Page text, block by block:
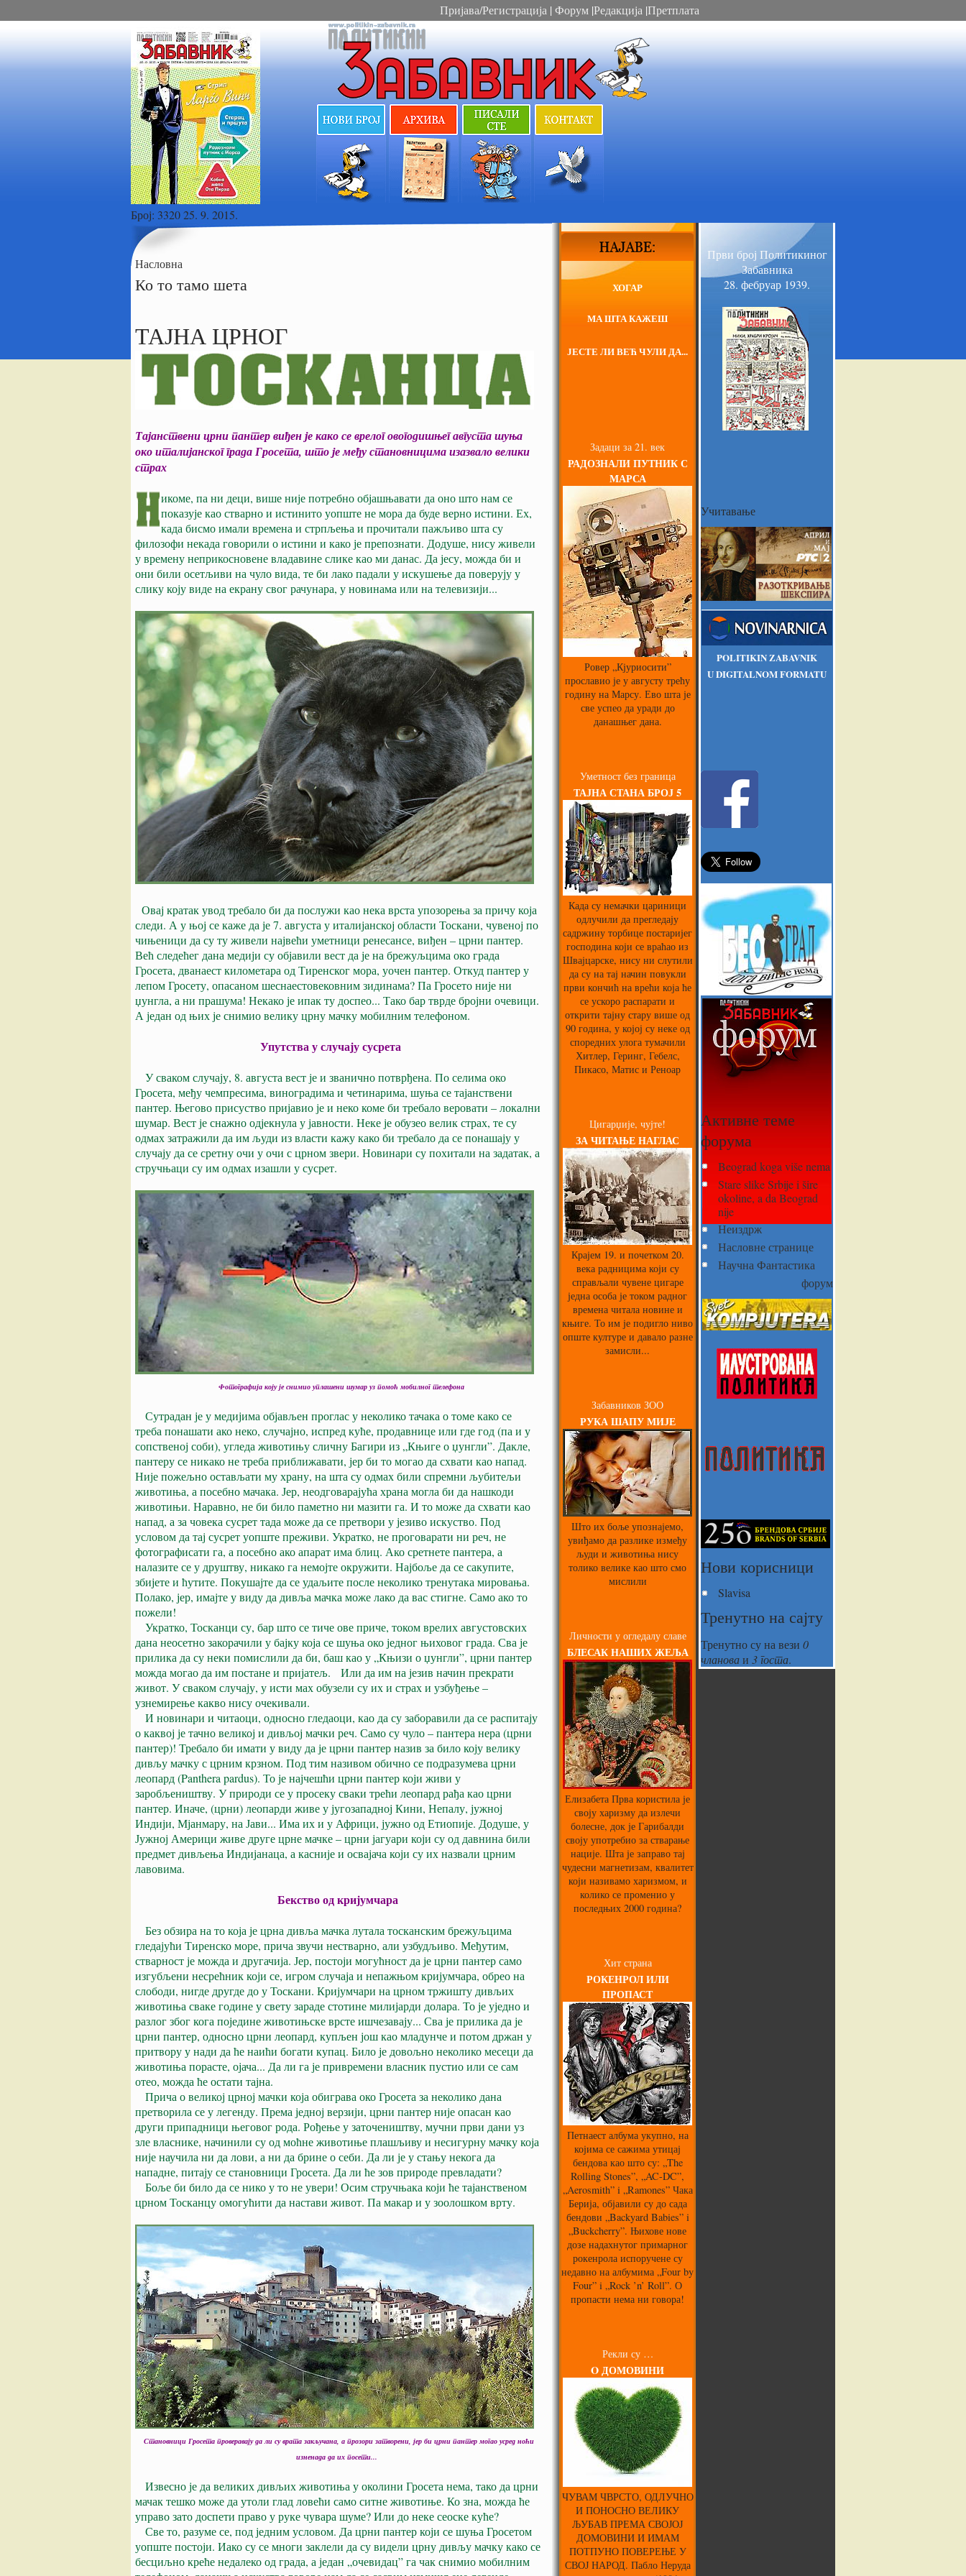
Број: 3320 25. 9. 2015.
Пријава/Регистрација | Форум |Редакција |Претплата
Насловна
Ко то тамо шета
ТАЈНА ЦРНОГ
Тајанствени црни пантер виђен је како се врелог овогодишњег августа шуња
око италијанског града Гросета, што је међу становницима изазвало велики
страх
икоме, па ни деци, више није потребно објашњавати да оно што нам се
показује као стварно и истинито уопште не мора да буде верно истини. Ех,
када бисмо имали времена и стрпљења и прочитали пажљиво шта су
филозофи некада говорили о истини и како је препознати. Додуше, нису живели
у времену неприкосновене владавине слике као ми данас. Да јесу, можда би и
они били осетљиви на чуло вида, те би лако падали у искушење да поверују у
слику коју виде на екрану свог рачунара, у новинама или на телевизији...
Овај кратак увод требало би да послужи као нека врста упозорења за причу која
следи. А у њој се каже да је 7. августа у италијанској области Тоскани, чувеној по
чињеници да су ту живели највећи уметници ренесансе, виђен – црни пантер.
Већ следећег дана медији су објавили вест да је на брежуљцима око града
Гросета, дванаест километара од Тиренског мора, уочен пантер. Откуд пантер у
лепом Гросету, опасаном шеснаестовековним зидинама? Па Гросето није ни
џунгла, а ни прашума! Некако је ипак ту доспео... Тако бар тврде бројни очевици.
А један од њих је снимио велику црну мачку мобилним телефоном.
Упутства у случају сусрета
У сваком случају, 8. августа вест је и званично потврђена. По селима око
Гросета, међу чемпресима, виноградима и четинарима, шуња се тајанствени
пантер. Његово присуство пријавио је и неко коме би требало веровати – локални
шумар. Вест је снажно одјекнула у јавности. Неке је обузео велик страх, те су
одмах затражили да им људи из власти кажу како би требало да се понашају у
случају да се сретну очи у очи с црном звери. Новинари су похитали на задатак, а
стручњаци су им одмах изашли у сусрет.
Фотографија коју је снимио уплашени шумар уз помоћ мобилног телефона
Сутрадан је у медијима објављен проглас у неколико тачака о томе како се
треба понашати ако неко, случајно, испред куће, продавнице или где год (па и у
сопственој соби), угледа животињу сличну Багири из „Књиге о џунгли”. Дакле,
пантеру се никако не треба приближавати, јер би то могао да схвати као напад.
Није пожељно остављати му храну, на шта су одмах били спремни љубитељи
животиња, а посебно мачака. Јер, неодговарајућа храна могла би да нашкоди
животињи. Наравно, не би било паметно ни мазити га. И то може да схвати као
напад, а за човека сусрет тада може да се претвори у језиво искуство. Под
условом да тај сусрет уопште преживи. Укратко, не проговарати ни реч, не
фотографисати га, а посебно ако апарат има блиц. Ако сретнете пантера, а
налазите се у друштву, никако га немојте окружити. Најбоље да се сакупите,
збијете и ћутите. Покушајте да се удаљите после неколико тренутака мировања.
Полако, јер, имајте у виду да дивља мачка може лако да вас стигне. Само ако то
пожели!
Укратко, Тосканци су, бар што се тиче ове приче, током врелих августовских
дана неосетно закорачили у бајку која се шуња око једног њиховог града. Сва је
прилика да су неки помислили да би, баш као у „Књизи о џунгли”, црни пантер
можда могао да им постане и пријатељ. Или да им на језив начин прекрати
живот. У сваком случају, у исти мах обузели су их и страх и узбуђење –
узнемирење какво нису очекивали.
И новинари и читаоци, односно гледаоци, као да су заборавили да се распитају
о каквој је тачно великој и дивљој мачки реч. Само су чуло – пантера нера (црни
пантер)! Требало би имати у виду да је црни пантер назив за било коју велику
дивљу мачку с црним крзном. Под тим називом обично се подразумева црни
леопард (Panthera pardus). То је најчешћи црни пантер који живи у
заробљеништву. У природи се у просеку сваки трећи леопард рађа као црни
пантер. Иначе, (црни) леопарди живе у југозападној Кини, Непалу, јужној
Индији, Мјанмару, на Јави... Има их и у Африци, јужно од Етиопије. Додуше, у
Јужној Америци живе друге црне мачке – црни јагуари који су од давнина били
предмет дивљења Индијанаца, а касније и освајача који су их назвали црним
лавовима.
Бекство од кријумчара
Без обзира на то која је црна дивља мачка лутала тосканским брежуљцима
гледајући Тиренско море, прича звучи нестварно, али узбудљиво. Међутим,
стварност је можда и другачија. Јер, постоји могућност да је црни пантер само
изгубљени несрећник који се, игром случаја и непажњом кријумчара, обрео на
слободи, нигде другде до у Тоскани. Кријумчари на црном тржишту дивљих
животиња сваке године у свету зараде стотине милијарди долара. То је уједно и
разлог због кога поједине животињске врсте ишчезавају... Сва је прилика да је
црни пантер, односно црни леопард, купљен још као младунче и потом држан у
притвору у нади да ће наићи богати купац. Било је довољно неколико месеци да
животиња порасте, ојача... Да ли га је привремени власник пустио или се сам
отео, можда ће остати тајна.
Прича о великој црној мачки која обиграва око Гросета за неколико дана
претворила се у легенду. Према једној верзији, црни пантер није опасан као
други припадници његовог рода. Рођење у заточеништву, мучни први дани уз
зле власнике, начинили су од моћне животиње плашљиву и несигурну мачку која
није научила ни да лови, а ни да брине о себи. Да ли је у стању некога да
нападне, питају се становници Гросета. Да ли ће зов природе превладати?
Боље би било да се нико у то не увери! Осим стручњака који ће тајанственом
црном Тосканцу омогућити да настави живот. Па макар и у зоолошком врту.
Становници Гросета проверавају да ли су врата закључана, а прозори затворени, јер би црни пантер могао усред ноћи
изненада да их посети...
Извесно је да великих дивљих животиња у околини Гросета нема, тако да црни
мачак тешко може да утоли глад ловећи само ситне животиње. Ко зна, можда ће
управо зато доспети право у руке чувара шуме? Или до неке сеоске куће?
Све то, разуме се, под једним условом. Да црни пантер који се шуња Гросетом
уопште постоји. Иако су се многи заклели да су видели црну дивљу мачку како се
бесциљно креће недалеко од града, а један „очевидац” га чак снимио мобилним
ХОГАР
МА ШТА КАЖЕШ
ЈЕСТЕ ЛИ ВЕЋ ЧУЛИ ДА...
Задаци за 21. век
РАДОЗНАЛИ ПУТНИК С
МАРСА
Ровер „Кјуриосити”
прославио је у августу трећу
годину на Марсу. Ево шта је
све успео да уради до
данашњег дана.
Уметност без граница
ТАЈНА СТАНА БРОЈ 5
Када су немачки цариници
одлучили да прегледају
садржину торбице постаријег
господина који се враћао из
Швајцарске, нису ни слутили
да су на тај начин повукли
први кончић на врећи која ће
се ускоро распарати и
открити тајну стару више од
90 година, у којој су неке од
споредних улога тумачили
Хитлер, Геринг, Гебелс,
Пикасо, Матис и Реноар
Цигарџије, чујте!
ЗА ЧИТАЊЕ НАГЛАС
Крајем 19. и почетком 20.
века радницима који су
справљали чувене цигаре
једна особа је током радног
времена читала новине и
књиге. То им је подигло ниво
опште културе и давало разне
замисли...
Забавников ЗОО
РУКА ШАПУ МИЈЕ
Што их боље упознајемо,
увиђамо да разлике између
људи и животиња нису
толико велике као што смо
мислили
Личности у огледалу славе
БЛЕСАК НАШИХ ЖЕЉА
Елизабета Прва користила је
своју харизму да излечи
болесне, док је Гарибалди
своју употребио за стварање
нације. Шта је заправо тај
чудесни магнетизам, квалитет
који називамо харизмом, и
колико се променио у
последњих 2000 година?
Хит страна
РОКЕНРОЛ ИЛИ
ПРОПАСТ
Петнаест албума укупно, на
којима се сажима утицај
бендова као што су: „The
Rolling Stones”, „AC-DC”,
„Aerosmith” i „Ramones” Чака
Берија, објавили су до сада
бендови „Backyard Babies” i
„Buckcherry”. Њихове нове
дозе надахнутог примарног
рокенрола испоручене су
недавно на албумима „Four by
Four” i „Rock ’n’ Roll”. О
пропасти нема ни говора!
Рекли су …
O ДОМОВИНИ
ЧУВАМ ЧВРСТО, ОДЛУЧНО
И ПОНОСНО ВЕЛИКУ
ЉУБАВ ПРЕМА СВОЈОЈ
ДОМОВИНИ И ИМАМ
ПОТПУНО ПОВЕРЕЊЕ У
СВОЈ НАРОД. Пабло Неруда
Први број Политикиног
Забавника
28. фебруар 1939.
Учитавање
POLITIKIN ZABAVNIK
U DIGITALNOM FORMATU
Активне теме
форума
Beograd koga više nema
Stare slike Srbije i šire
okoline, a da Beograd
nije
Неиздрж
Насловне странице
Научна Фантастика
форум
Нови корисници
Slavisa
Тренутно на сајту
Тренутно су на вези 0
члановаи 3 госта.